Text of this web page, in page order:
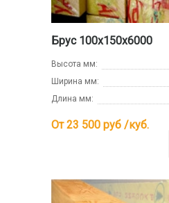
Брус 100х150х6000
Высота мм:
Ширина мм:
Длина мм:
От 23 500 руб /куб.